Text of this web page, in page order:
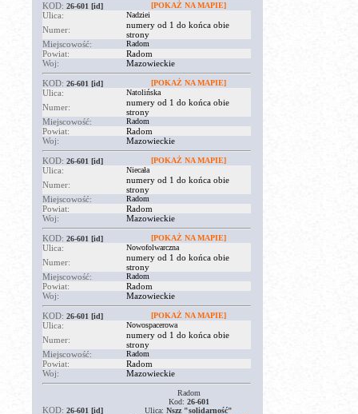
KOD: 26-601 [id] [POKAŻ NA MAPIE]
Ulica: Nadziei
Numer:
numery od 1 do końca obie
strony
Miejscowość:
Radom
Powiat:
Radom
Woj:
Mazowieckie
KOD: 26-601 [id] [POKAŻ NA MAPIE]
Ulica: Natolińska
Numer:
numery od 1 do końca obie
strony
Miejscowość:
Radom
Powiat:
Radom
Woj:
Mazowieckie
KOD: 26-601 [id] [POKAŻ NA MAPIE]
Ulica: Niecała
Numer:
numery od 1 do końca obie
strony
Miejscowość:
Radom
Powiat:
Radom
Woj:
Mazowieckie
KOD: 26-601 [id] [POKAŻ NA MAPIE]
Ulica: Nowofolwarczna
Numer:
numery od 1 do końca obie
strony
Miejscowość:
Radom
Powiat:
Radom
Woj:
Mazowieckie
KOD: 26-601 [id] [POKAŻ NA MAPIE]
Ulica: Nowospacerowa
Numer:
numery od 1 do końca obie
strony
Miejscowość:
Radom
Powiat:
Radom
Woj:
Mazowieckie
KOD: 26-601 [id]
Radom
Kod: 26-601
Ulica: Nszz "solidarność"